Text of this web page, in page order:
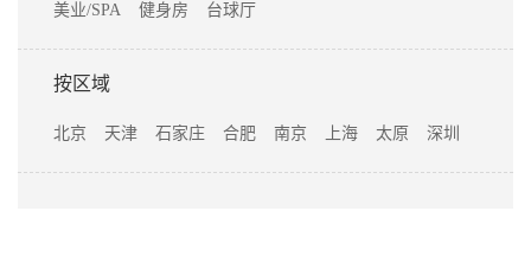
美业/SPA 健身房 台球厅
按区域
北京 天津 石家庄 合肥 南京 上海 太原 深圳